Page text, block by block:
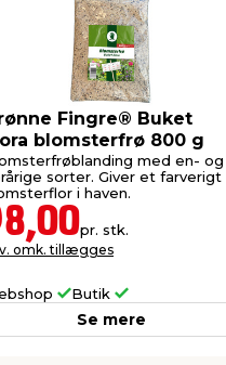
Fingre® Buket
blomsterfrø 800 g
med en- og
sorter. Giver et farverigt
i haven.
pr. stk.
omk. tillægges
Butik
Se mere